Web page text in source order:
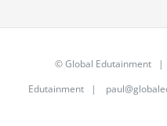
©Global Edutainment |
Edutainment |